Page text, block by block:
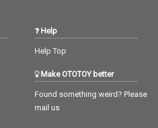
Help
Help Top
Make OTOTOY better
Found something weird? Please
mail us